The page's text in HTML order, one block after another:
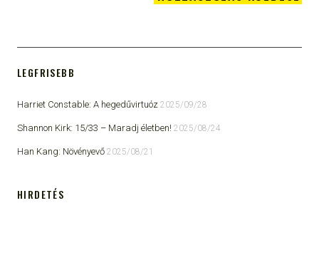
LEGFRISEBB
Harriet Constable: A hegedűvirtuóz 2025/09/28
Shannon Kirk: 15/33 ​– Maradj életben! 2025/08/24
Han Kang: Növényevő 2025/08/21
HIRDETÉS